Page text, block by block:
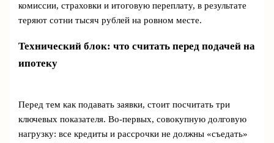
комиссии, страховки и итоговую переплату, в результате
теряют сотни тысяч рублей на ровном месте.
Технический блок: что считать перед подачей на
ипотеку
Перед тем как подавать заявки, стоит посчитать три
ключевых показателя. Во‑первых, совокупную долговую
нагрузку: все кредиты и рассрочки не должны «съедать»